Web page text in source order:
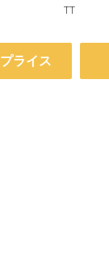
TT
ライス